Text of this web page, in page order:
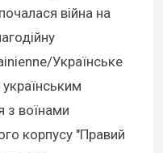
війна на
Українське
з воїнами
корпусу "Правий